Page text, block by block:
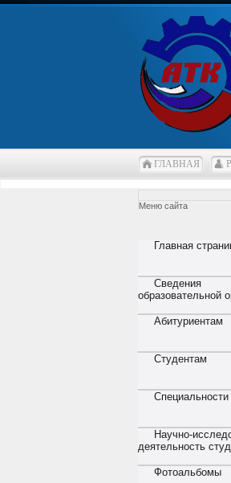
ГЛАВНАЯ
Меню сайта
Главная
образовательной
Абитуриентам
Студентам
Специальности
Научно-
деятельность
Фотоальбомы